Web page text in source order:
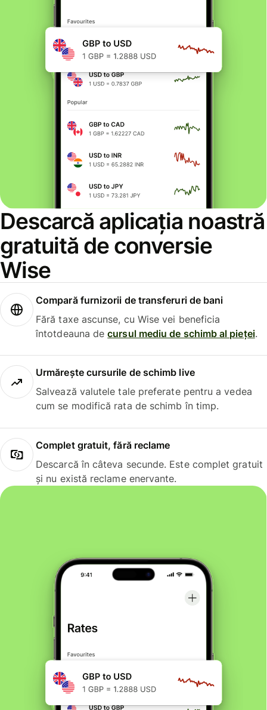
Descarcă aplicația noastră
gratuită de conversie
Wise
Compară furnizorii de transferuri de bani
Fără taxe ascunse, cu Wise vei beneficia
întotdeauna decursul mediu de schimb al pieței.
Urmărește cursurile de schimb live
Salvează valutele tale preferate pentru a vedea
cum se modifică rata de schimb în timp.
Complet gratuit, fără reclame
Descarcă în câteva secunde. Este complet gratuit
și nu există reclame enervante.